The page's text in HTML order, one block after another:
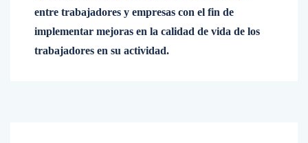
entre trabajadores y empresas con el fin de
implementar mejoras en la calidad de vida de los
trabajadores en su actividad.